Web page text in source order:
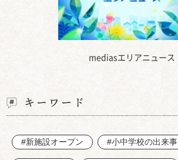
mediasエリアニュース
キーワード
#新施設オープン #小中学校の出来事